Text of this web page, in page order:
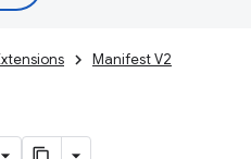
Manifest V2